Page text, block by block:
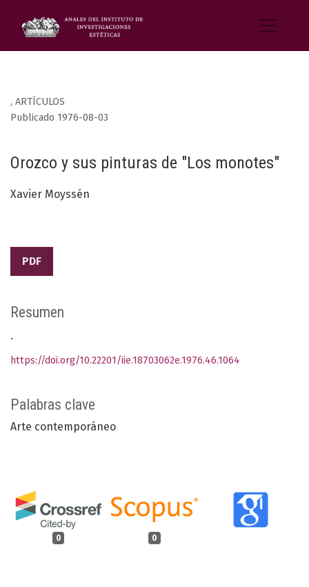
, ARTÍCULOS
Orozco y sus pinturas de "Los monotes"
Publicado 1976-08-03
Xavier Moyssén
PDF
Palabras clave
Arte contemporáneo
0 0
Resumen
.
https://doi.org/10.22201/iie.18703062e.1976.46.1064